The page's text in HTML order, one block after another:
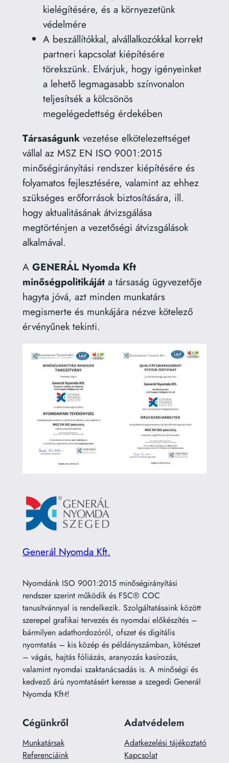
kielégítésére, és a környezetünk
védelmére
A beszállítókkal, alvállalkozókkal korrekt
partneri kapcsolat kiépítésére
törekszünk. Elvárjuk, hogy igényeinket
a lehető legmagasabb színvonalon
teljesítsék a kölcsönös
megelégedettség érdekében
Társaságunk vezetése elkötelezettséget
vállal az MSZ EN ISO 9001:2015
minőségirányítási rendszer kiépítésére és
folyamatos fejlesztésére, valamint az ehhez
szükséges erőforrások biztosítására, ill.
hogy aktualitásának átvizsgálása
megtörténjen a vezetőségi átvizsgálások
alkalmával.
A GENERÁL Nyomda Kft
minőségpolitikájáta társaság ügyvezetője
hagyta jóvá, azt minden munkatárs
megismerte és munkájára nézve kötelező
érvényűnek tekinti.
Generál Nyomda Kft.
Nyomdánk ISO 9001:2015 minőségirányítási
rendszer szerint működik és FSC® COC
tanusítvánnyal is rendelkezik. Szolgáltatásaink között
szerepel grafikai tervezés és nyomdai előkészítés –
bármilyen adathordozóról, ofszet és digitális
nyomtatás – kis közép és példányszámban, kötészet
– vágás, hajtás fóliázás, aranyozás kasírozás,
valamint nyomdai szaktanácsadás is. A minőségi és
kedvező árú nyomtatásért keresse a szegedi Generál
Nyomda Kft-t!
Cégünkről
Munkatársak
Referenciáink
Adatvédelem
Adatkezelési tájékoztató
Kapcsolat